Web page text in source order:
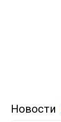
Новости